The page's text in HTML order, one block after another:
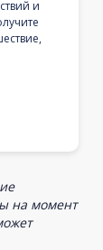
и
на момент